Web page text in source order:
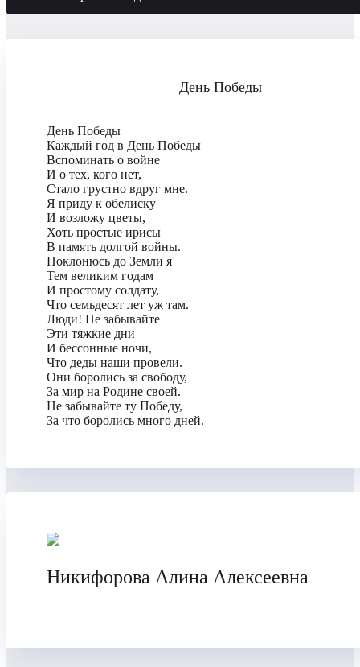
День Победы
День Победы
Каждый год в День Победы
Вспоминать о войне
И о тех, кого нет,
Стало грустно вдруг мне.
Я приду к обелиску
И возложу цветы,
Хоть простые ирисы
В память долгой войны.
Поклонюсь до Земли я
Тем великим годам
И простому солдату,
Что семьдесят лет уж там.
Люди! Не забывайте
Эти тяжкие дни
И бессонные ночи,
Что деды наши провели.
Они боролись за свободу,
За мир на Родине своей.
Не забывайте ту Победу,
За что боролись много дней.
Никифорова Алина Алексеевна